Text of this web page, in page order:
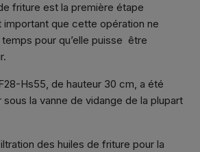
friture est la première étape
que cette opération ne
pour qu’elle puisse être
Hs55, de hauteur 30 cm, a été
la vanne de vidange de la plupart
des huiles de friture pour la